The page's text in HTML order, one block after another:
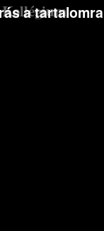
a tartalomra